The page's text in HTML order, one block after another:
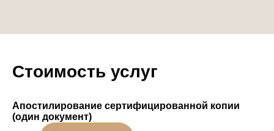
Стоимость услуг
Апостилирование сертифицированной копии
(один документ)